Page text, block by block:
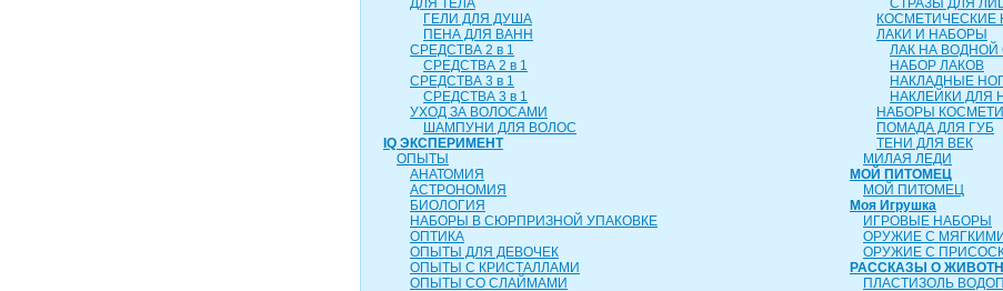
ДЛЯ ТЕЛА
ГЕЛИ ДЛЯ ДУША
ПЕНА ДЛЯ ВАНН
СРЕДСТВА 2 в 1
СРЕДСТВА 2 в 1
СРЕДСТВА 3 в 1
СРЕДСТВА 3 в 1
УХОД ЗА ВОЛОСАМИ
ШАМПУНИ ДЛЯ ВОЛОС
IQ ЭКСПЕРИМЕНТ
ОПЫТЫ
АНАТОМИЯ
АСТРОНОМИЯ
БИОЛОГИЯ
НАБОРЫ В СЮРПРИЗНОЙ УПАКОВКЕ
ОПТИКА
ОПЫТЫ ДЛЯ ДЕВОЧЕК
ОПЫТЫ С КРИСТАЛЛАМИ
ОПЫТЫ СО СЛАЙМАМИ
СТРАЗЫ ДЛЯ
КОСМЕТИЧЕСКИЕ
ЛАКИ И НАБОРЫ
ЛАК НА
НАБОР ЛАКОВ
НАКЛАДНЫЕ
НАКЛЕЙКИ ДЛЯ
НАБОРЫ
ПОМАДА ДЛЯ ГУБ
ТЕНИ ДЛЯ ВЕК
МИЛАЯ ЛЕДИ
МОЙ ПИТОМЕЦ
МОЙ ПИТОМЕЦ
Моя Игрушка
ИГРОВЫЕ НАБОРЫ
ОРУЖИЕ С
ОРУЖИЕ С
РАССКАЗЫ О
ПЛАСТИЗОЛЬ